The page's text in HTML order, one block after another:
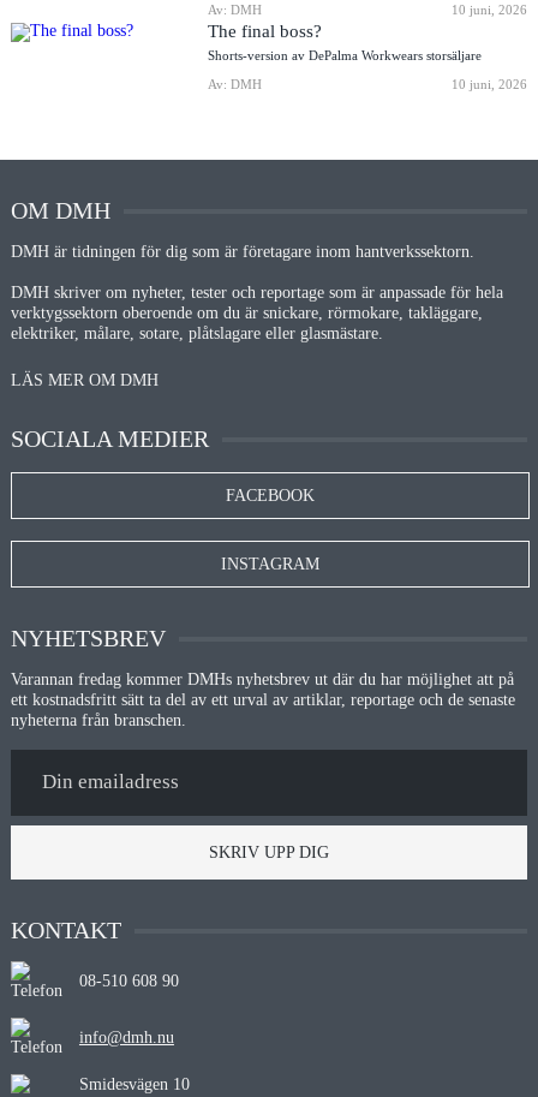
Av: DMH
10 juni, 2026
The final boss?
Shorts-version av DePalma Workwears storsäljare
Av: DMH
10 juni, 2026
OM DMH
DMH är tidningen för dig som är företagare inom hantverkssektorn.
DMH skriver om nyheter, tester och reportage som är anpassade för hela
verktygssektorn oberoende om du är snickare, rörmokare, takläggare,
elektriker, målare, sotare, plåtslagare eller glasmästare.
LÄS MER OM DMH
SOCIALA MEDIER
FACEBOOK
INSTAGRAM
NYHETSBREV
Varannan fredag kommer DMHs nyhetsbrev ut där du har möjlighet att på
ett kostnadsfritt sätt ta del av ett urval av artiklar, reportage och de senaste
nyheterna från branschen.
SKRIV UPP DIG
KONTAKT
08-510 608 90
info@dmh.nu
Smidesvägen 10